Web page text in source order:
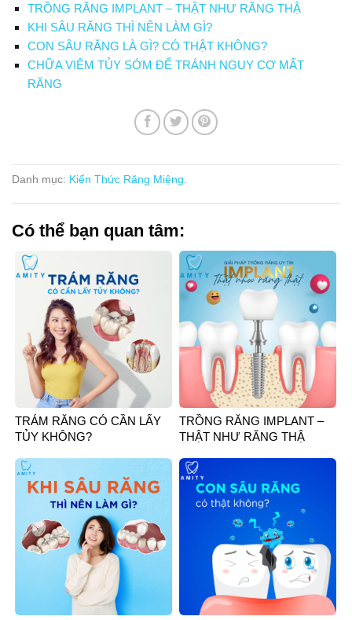
TRỒNG RĂNG IMPLANT – THẬT NHƯ RĂNG THẬ
KHI SÂU RĂNG THÌ NÊN LÀM GÌ?
CON SÂU RĂNG LÀ GÌ? CÓ THẬT KHÔNG?
CHỮA VIÊM TỦY SỚM ĐỂ TRÁNH NGUY CƠ MẤT
RĂNG
Danh mục: Kiến Thức Răng Miệng.
Có thể bạn quan tâm:
TRÁM RĂNG CÓ CẦN LẤY
TỦY KHÔNG?
TRỒNG RĂNG IMPLANT –
THẬT NHƯ RĂNG THẬ